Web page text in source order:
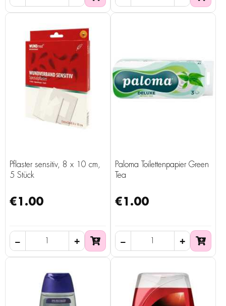
Pflaster sensitiv, 8 x 10 cm,
5 Stück
€1.00
Paloma Toilettenpapier Green
Tea
€1.00